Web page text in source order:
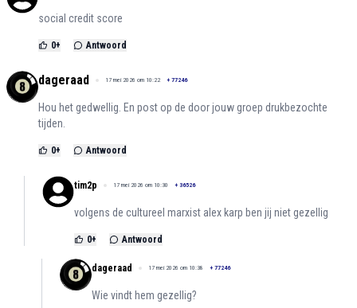
social credit score
0+ Antwoord
dageraad 17 mei 2026 om 10:22 + 77246
Hou het gedwellig. En post op de door jouw groep drukbezochte
tijden.
0+ Antwoord
tim2p 17 mei 2026 om 10:30 + 36526
volgens de cultureel marxist alex karp ben jij niet gezellig
0+ Antwoord
dageraad 17 mei 2026 om 10:38 + 77246
Wie vindt hem gezellig?